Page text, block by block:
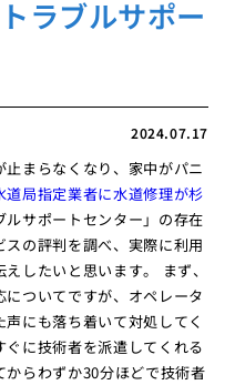
ラブルサポー
2024.07.17
まらなくなり、家中がパニ
道局指定業者に水道修理が杉
サポートセンター」の存在
の評判を調べ、実際に利用
したいと思います。 まず、
ついてですが、オペレータ
にも落ち着いて対処してく
に技術者を派遣してくれる
らわずか30分ほどで技術者